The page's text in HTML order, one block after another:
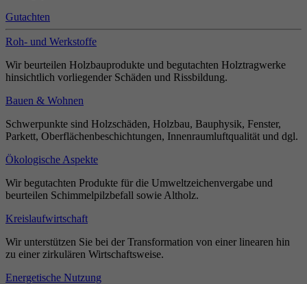
Gutachten
Roh- und Werkstoffe
Wir beurteilen Holzbauprodukte und begutachten Holztragwerke
hinsichtlich vorliegender Schäden und Rissbildung.
Bauen & Wohnen
Schwerpunkte sind Holzschäden, Holzbau, Bauphysik, Fenster,
Parkett, Oberflächenbeschichtungen, Innenraumluftqualität und dgl.
Ökologische Aspekte
Wir begutachten Produkte für die Umweltzeichenvergabe und
beurteilen Schimmelpilzbefall sowie Altholz.
Kreislaufwirtschaft
Wir unterstützen Sie bei der Transformation von einer linearen hin
zu einer zirkulären Wirtschaftsweise.
Energetische Nutzung